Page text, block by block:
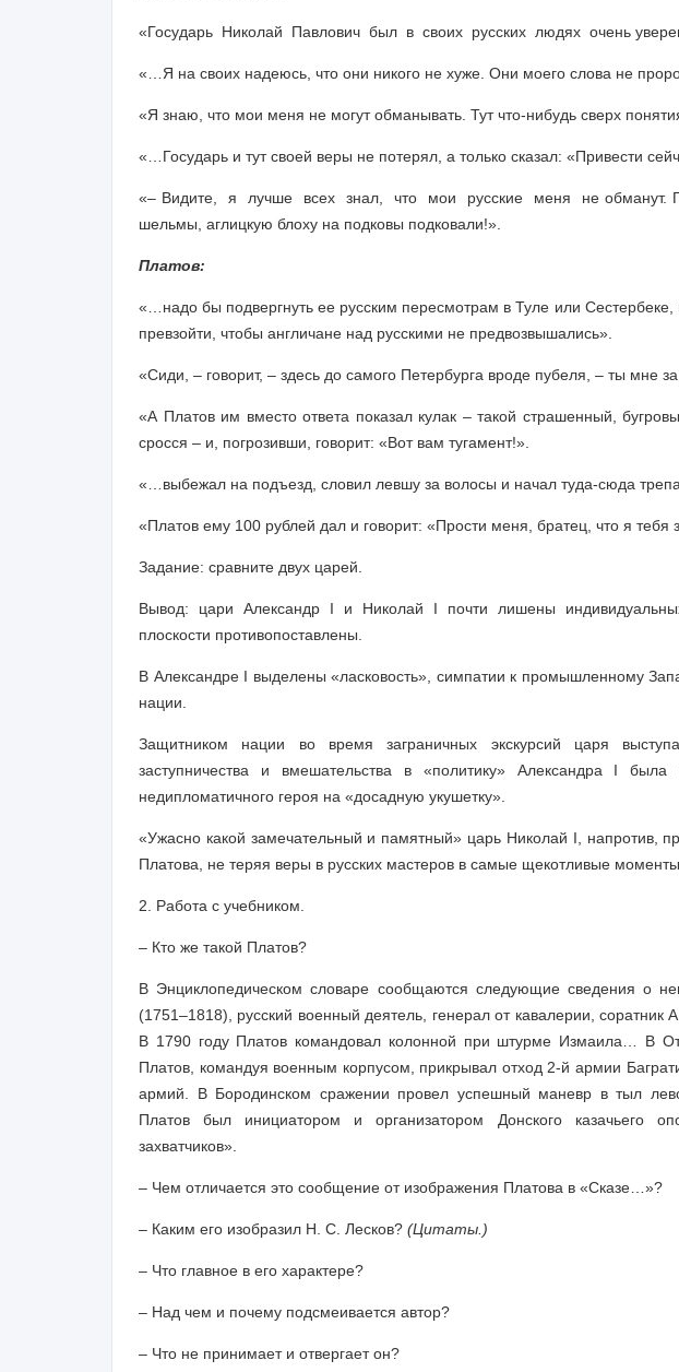
«Государь Николай Павлович был в своих русских людях очень
«…Я на своих надеюсь, что они никого не хуже. Они моего слова не
«Я знаю, что мои меня не могут обманывать. Тут что-нибудь сверх
«…Государь и тут своей веры не потерял, а только сказал: «Привести
«– Видите, я лучше всех знал, что мои русские меня не обманут.
шельмы, аглицкую блоху на подковы подковали!».
Платов:
«…надо бы подвергнуть ее русским пересмотрам в Туле или
превзойти, чтобы англичане над русскими не предвозвышались».
«Сиди, – говорит, – здесь до самого Петербурга вроде пубеля, – ты мне за
«А Платов им вместо ответа показал кулак – такой страшенный,
сросся – и, погрозивши, говорит: «Вот вам тугамент!».
«…выбежал на подъезд, словил левшу за волосы и начал туда-сюда
«Платов ему 100 рублей дал и говорит: «Прости меня, братец, что я тебя
Задание: сравните двух царей.
Вывод: цари Александр I и Николай I почти лишены
плоскости противопоставлены.
В Александре I выделены «ласковость», симпатии к промышленному
нации.
Защитником нации во время заграничных экскурсий царя
заступничества и вмешательства в «политику» Александра I
недипломатичного героя на «досадную укушетку».
«Ужасно какой замечательный и памятный» царь Николай I, напротив,
Платова, не теряя веры в русских мастеров в самые щекотливые моменты.
2. Работа с учебником.
– Кто же такой Платов?
В Энциклопедическом словаре сообщаются следующие сведения о
(1751–1818), русский военный деятель, генерал от кавалерии, соратник
В 1790 году Платов командовал колонной при штурме Измаила… В
Платов, командуя военным корпусом, прикрывал отход 2-й армии
армий. В Бородинском сражении провел успешный маневр в тыл
Платов был инициатором и организатором Донского казачьего
захватчиков».
– Чем отличается это сообщение от изображения Платова в «Сказе…»?
– Каким его изобразил Н. С. Лесков? (Цитаты.)
– Что главное в его характере?
– Над чем и почему подсмеивается автор?
– Что не принимает и отвергает он?